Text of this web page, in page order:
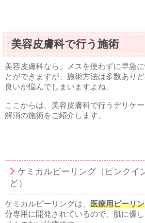
美容皮膚科で行う施術
美容皮膚科なら、メスを使わずに早急
とができますが、施術方法は多数あり
良いか悩んでしまいますよね。
ここからは、美容皮膚科で行うデリケ
解消の施術をご紹介します。
ケミカルピーリング（ピンクイ
ど）
ケミカルピーリングは、 医療用ピーリ
分専用に開発されているので、肌に優